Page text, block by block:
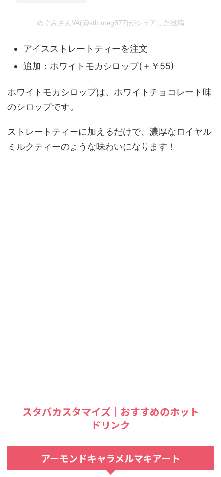
めぐみさんVA(@stb.meg877)がシェアした投稿
アイスストレートティーを注文
追加：ホワイトモカシロップ(＋￥55)
ホワイトモカシロップは、ホワイトチョコレート味
のシロップです。
ストレートティーに加えるだけで、濃厚なロイヤル
ミルクティーのような味わいになります！
スタバカスタマイズ｜おすすめのホット
ドリンク
アーモンドキャラメルマキアート